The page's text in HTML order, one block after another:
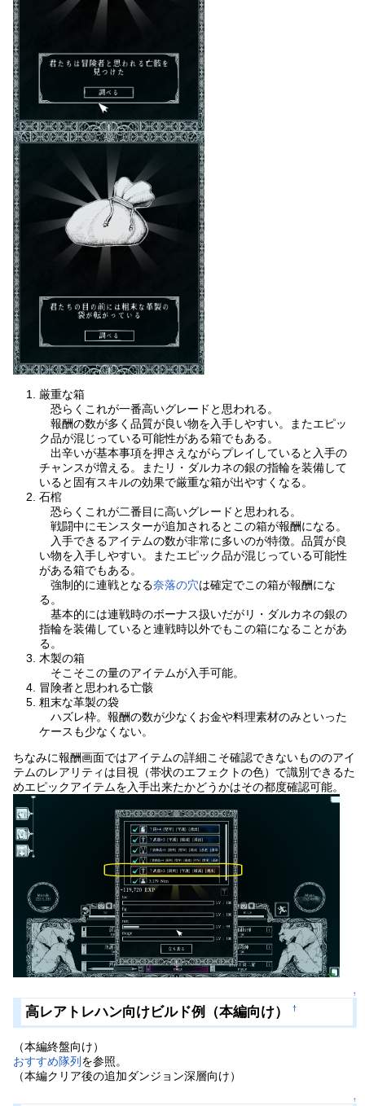
厳重な箱
恐らくこれが一番高いグレードと思われる。
報酬の数が多く品質が良い物を入手しやすい。またエピッ
ク品が混じっている可能性がある箱でもある。
出辛いが基本事項を押さえながらプレイしていると入手の
チャンスが増える。またリ・ダルカネの銀の指輪を装備して
いると固有スキルの効果で厳重な箱が出やすくなる。
石棺
恐らくこれが二番目に高いグレードと思われる。
戦闘中にモンスターが追加されるとこの箱が報酬になる。
入手できるアイテムの数が非常に多いのが特徴。品質が良
い物を入手しやすい。またエピック品が混じっている可能性
がある箱でもある。
強制的に連戦となる奈落の穴は確定でこの箱が報酬にな
る。
基本的には連戦時のボーナス扱いだがリ・ダルカネの銀の
指輪を装備していると連戦時以外でもこの箱になることがあ
る。
木製の箱
そこそこの量のアイテムが入手可能。
冒険者と思われる亡骸
粗末な革製の袋
ハズレ枠。報酬の数が少なくお金や料理素材のみといった
ケースも少なくない。
ちなみに報酬画面ではアイテムの詳細こそ確認できないもののアイ
テムのレアリティは目視（帯状のエフェクトの色）で識別できるた
めエピックアイテムを入手出来たかどうかはその都度確認可能。
↑
高レアトレハン向けビルド例（本編向け） †
（本編終盤向け）
おすすめ隊列 を参照。
（本編クリア後の追加ダンジョン深層向け）
↑